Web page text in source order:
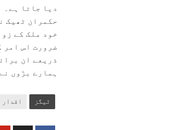
دیا جاتا ہے۔
حکمران ٹھیک
خود ملک کے
ضرورت اس امر
ذریعے ان
ہمارے بڑوں
ٹیگز اقدار